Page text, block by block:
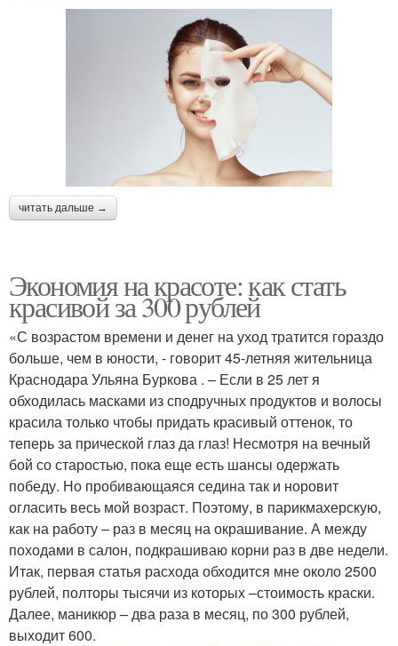
читать дальше →
Экономия на красоте: как стать
красивой за 300 рублей
«С возрастом времени и денег на уход тратится гораздо
больше, чем в юности, - говорит 45-летняя жительница
Краснодара Ульяна Буркова . – Если в 25 лет я
обходилась масками из сподручных продуктов и волосы
красила только чтобы придать красивый оттенок, то
теперь за прической глаз да глаз! Несмотря на вечный
бой со старостью, пока еще есть шансы одержать
победу. Но пробивающаяся седина так и норовит
огласить весь мой возраст. Поэтому, в парикмахерскую,
как на работу – раз в месяц на окрашивание. А между
походами в салон, подкрашиваю корни раз в две недели.
Итак, первая статья расхода обходится мне около 2500
рублей, полторы тысячи из которых –стоимость краски.
Далее, маникюр – два раза в месяц, по 300 рублей,
выходит 600.